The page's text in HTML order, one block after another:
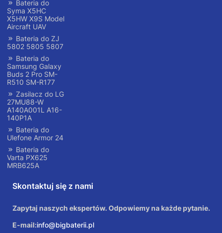
Bateria do
Syma X5HC
X5HW X9S Model
Aircraft UAV
Bateria do ZJ
5802 5805 5807
Bateria do
Samsung Galaxy
Buds 2 Pro SM-
R510 SM-R177
Zasilacz do LG
27MU88-W
A140A001L A16-
140P1A
Bateria do
Ulefone Armor 24
Bateria do
Varta PX625
MRB625A
Skontaktuj się z nami
Zapytaj naszych ekspertów. Odpowiemy na każde pytanie.
E-mail:info@bigbaterii.pl